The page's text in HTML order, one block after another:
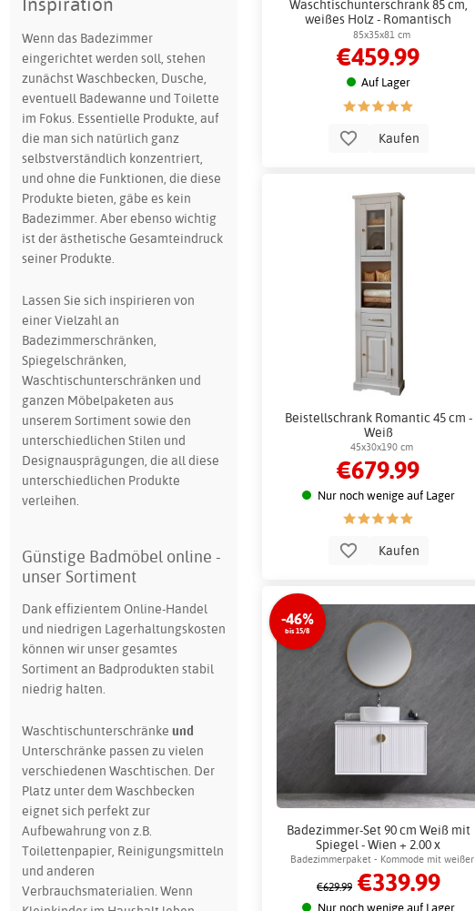
Wenn das Badezimmer
eingerichtet werden soll, stehen
zunächst Waschbecken, Dusche,
eventuell Badewanne und Toilette
im Fokus. Essentielle Produkte, auf
die man sich natürlich ganz
selbstverständlich konzentriert,
und ohne die Funktionen, die diese
Produkte bieten, gäbe es kein
Badezimmer. Aber ebenso wichtig
ist der ästhetische Gesamteindruck
seiner Produkte.
Lassen Sie sich inspirieren von
einer Vielzahl an
Badezimmerschränken,
Spiegelschränken,
Waschtischunterschränken und
ganzen Möbelpaketen aus
unserem Sortiment sowie den
unterschiedlichen Stilen und
Designausprägungen, die all diese
unterschiedlichen Produkte
verleihen.
Günstige Badmöbel online -
unser Sortiment
Dank effizientem Online-Handel
und niedrigen Lagerhaltungskosten
können wir unser gesamtes
Sortiment an Badprodukten stabil
niedrig halten.
Waschtischunterschränke und
Unterschränke passen zu vielen
verschiedenen Waschtischen. Der
Platz unter dem Waschbecken
eignet sich perfekt zur
Aufbewahrung von z.B.
Toilettenpapier, Reinigungsmitteln
und anderen
Verbrauchsmaterialien. Wenn
Waschtischunterschrank 85 cm,
weißes Holz - Romantisch
85x35x81 cm
€459.99
Auf Lager
Kaufen
Beistellschrank Romantic 45 cm -
Weiß
45x30x190 cm
€679.99
Nur noch wenige auf Lager
Kaufen
-46%
bis 15/8
Badezimmer-Set 90 cm Weiß mit
Spiegel - Wien + 2.00 x
Badezimmerhaken
Badezimmerpaket - Kommode mit weißer
Marmoroberfläche und rundem Spiegel
€629.99 €339.99
Nur noch wenige auf Lager